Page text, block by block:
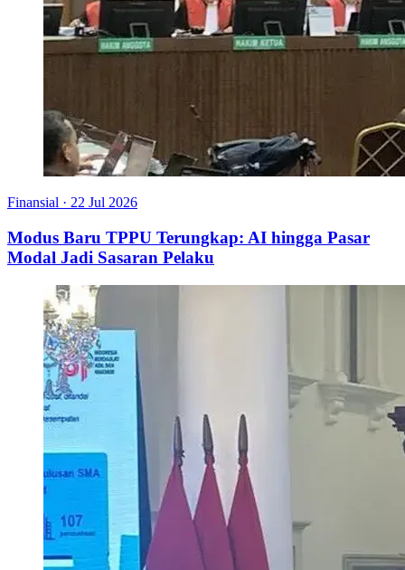
Finansial · 22 Jul 2026
Modus Baru TPPU Terungkap: AI hingga Pasar
Modal Jadi Sasaran Pelaku